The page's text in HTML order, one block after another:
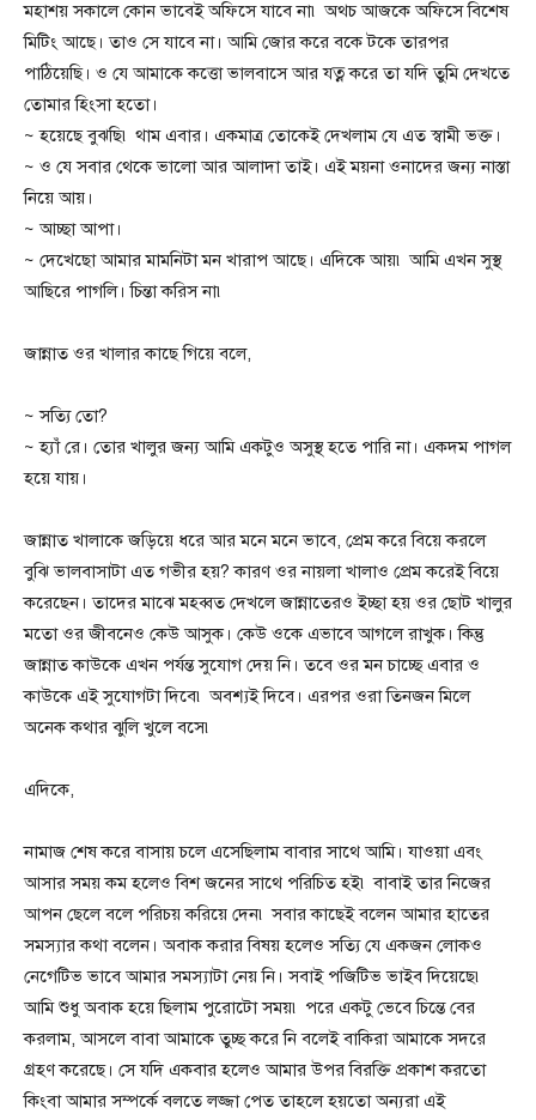
মহাশয় সকালে কোন ভাবেই অফিসে যাবে না৷ অথচ আজকে অফিসে বিশেষ
মিটিং আছে। তাও সে যাবে না। আমি জোর করে বকে টকে তারপর
পাঠিয়েছি। ও যে আমাকে কত্তো ভালবাসে আর যত্ন করে তা যদি তুমি দেখতে
তোমার হিংসা হতো।
~ হয়েছে বুঝছি৷ থাম এবার। একমাত্র তোকেই দেখলাম যে এত স্বামী ভক্ত।
~ ও যে সবার থেকে ভালো আর আলাদা তাই। এই ময়না ওনাদের জন্য নাস্তা
নিয়ে আয়।
~ আচ্ছা আপা।
~ দেখেছো আমার মামনিটা মন খারাপ আছে। এদিকে আয়৷ আমি এখন সুস্থ
আছিরে পাগলি। চিন্তা করিস না৷
জান্নাত ওর খালার কাছে গিয়ে বলে,
~ সত্যি তো?
~ হ্যাঁ রে। তোর খালুর জন্য আমি একটুও অসুস্থ হতে পারি না। একদম পাগল
হয়ে যায়।
জান্নাত খালাকে জড়িয়ে ধরে আর মনে মনে ভাবে, প্রেম করে বিয়ে করলে
বুঝি ভালবাসাটা এত গভীর হয়? কারণ ওর নায়লা খালাও প্রেম করেই বিয়ে
করেছেন। তাদের মাঝে মহব্বত দেখলে জান্নাতেরও ইচ্ছা হয় ওর ছোট খালুর
মতো ওর জীবনেও কেউ আসুক। কেউ ওকে এভাবে আগলে রাখুক। কিন্তু
জান্নাত কাউকে এখন পর্যন্ত সুযোগ দেয় নি। তবে ওর মন চাচ্ছে এবার ও
কাউকে এই সুযোগটা দিবে৷ অবশ্যই দিবে। এরপর ওরা তিনজন মিলে
অনেক কথার ঝুলি খুলে বসে৷
এদিকে,
নামাজ শেষ করে বাসায় চলে এসেছিলাম বাবার সাথে আমি। যাওয়া এবং
আসার সময় কম হলেও বিশ জনের সাথে পরিচিত হই৷ বাবাই তার নিজের
আপন ছেলে বলে পরিচয় করিয়ে দেন৷ সবার কাছেই বলেন আমার হাতের
সমস্যার কথা বলেন। অবাক করার বিষয় হলেও সত্যি যে একজন লোকও
নেগেটিভ ভাবে আমার সমস্যাটা নেয় নি। সবাই পজিটিভ ভাইব দিয়েছে৷
আমি শুধু অবাক হয়ে ছিলাম পুরোটো সময়৷ পরে একটু ভেবে চিন্তে বের
করলাম, আসলে বাবা আমাকে তুচ্ছ করে নি বলেই বাকিরা আমাকে সদরে
গ্রহণ করেছে। সে যদি একবার হলেও আমার উপর বিরক্তি প্রকাশ করতো
কিংবা আমার সম্পর্কে বলতে লজ্জা পেত তাহলে হয়তো অন্যরা এই